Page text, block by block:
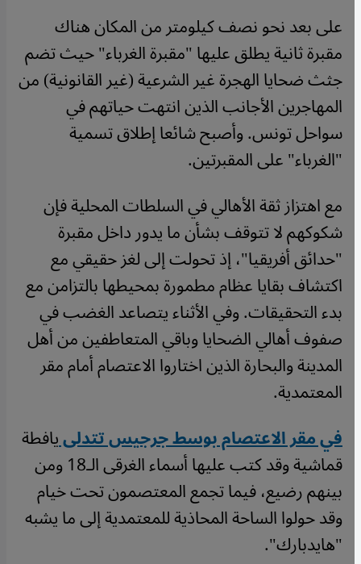
على بعد نحو نصف كيلومتر من المكان هناك
مقبرة ثانية يطلق عليها "مقبرة الغرباء" حيث تضم
جثث ضحايا الهجرة غير الشرعية (غير القانونية) من
المهاجرين الأجانب الذين انتهت حياتهم في
سواحل تونس. وأصبح شائعا إطلاق تسمية
"الغرباء" على المقبرتين.
مع اهتزاز ثقة الأهالي في السلطات المحلية فإن
شكوكهم لا تتوقف بشأن ما يدور داخل مقبرة
"حدائق أفريقيا"، إذ تحولت إلى لغز حقيقي مع
اكتشاف بقايا عظام مطمورة بمحيطها بالتزامن مع
بدء التحقيقات. وفي الأثناء يتصاعد الغضب في
صفوف أهالي الضحايا وباقي المتعاطفين من أهل
المدينة والبحارة الذين اختاروا الاعتصام أمام مقر
المعتمدية.
في مقر الاعتصام بوسط جرجيس تتدلىيافطة
قماشية وقد كتب عليها أسماء الغرقى الـ18 ومن
بينهم رضيع، فيما تجمع المعتصمون تحت خيام
وقد حولوا الساحة المحاذية للمعتمدية إلى ما يشبه
"هايدبارك".